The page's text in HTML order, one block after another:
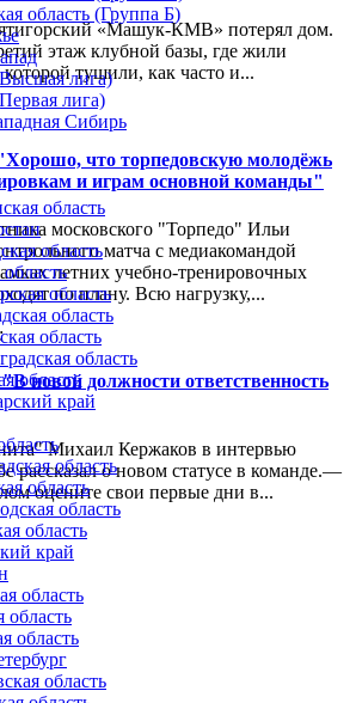
«Машук-КМВ» потерял дом.
этаж клубной базы, где жили
тушили, как часто и...
что торпедовскую молодёжь
и играм основной команды"
московского "Торпедо" Ильи
матча с медиакомандой
летних учебно-тренировочных
по плану. Всю нагрузку,...
новой должности ответственность
Михаил Кержаков в интервью
рассказал о новом статусе в команде.—
оцените свои первые дни в...
область (Группа Б)
лига)
лига)
Сибирь
область
область
область
область
область
область
область
край
область
область
область
область
край
область
область
область
область